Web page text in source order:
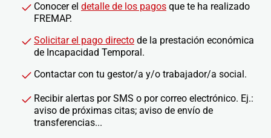
Conocer el detalle de los pagos que te ha realizado
FREMAP.
Solicitar el pago directo de la prestación económica
de Incapacidad Temporal.
Contactar con tu gestor/a y/o trabajador/a social.
Recibir alertas por SMS o por correo electrónico. Ej.:
aviso de próximas citas; aviso de envío de
transferencias...